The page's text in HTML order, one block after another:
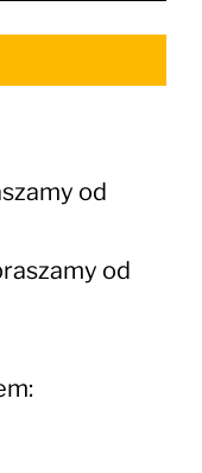
od
od